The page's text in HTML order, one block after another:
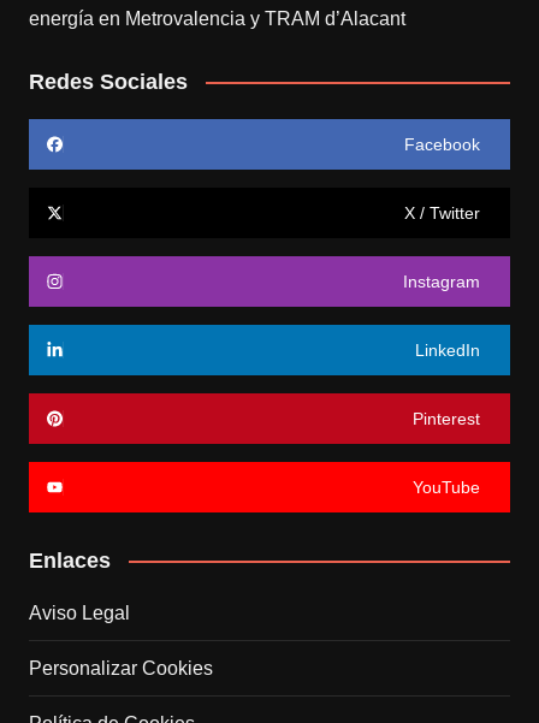
energía en Metrovalencia y TRAM d’Alacant
Redes Sociales
Facebook
X / Twitter
Instagram
LinkedIn
Pinterest
YouTube
Enlaces
Aviso Legal
Personalizar Cookies